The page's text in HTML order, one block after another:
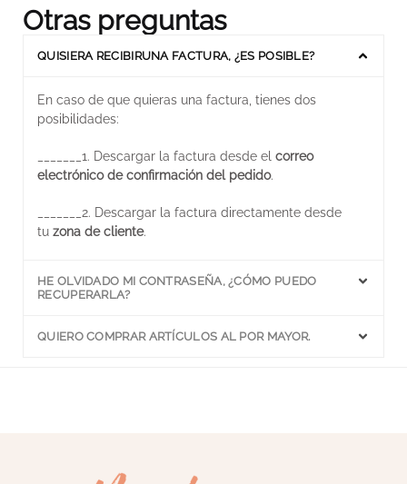
Otras preguntas
QUISIERA RECIBIRUNA FACTURA, ¿ES POSIBLE?
En caso de que quieras una factura, tienes dos
posibilidades:
1. Descargar la factura desde el correo
electrónico de confirmación del pedido.
2. Descargar la factura directamente desde
tu zona de cliente.
HE OLVIDADO MI CONTRASEÑA, ¿CÓMO PUEDO
RECUPERARLA?
QUIERO COMPRAR ARTÍCULOS AL POR MAYOR.